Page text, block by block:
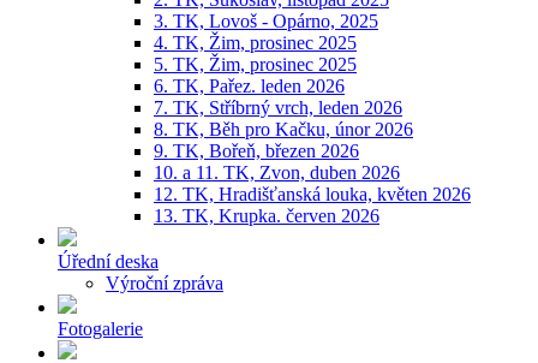
3. TK, Lovoš - Opárno, 2025
4. TK, Žim, prosinec 2025
5. TK, Žim, prosinec 2025
6. TK, Pařez. leden 2026
7. TK, Stříbrný vrch, leden 2026
8. TK, Běh pro Kačku, únor 2026
9. TK, Bořeň, březen 2026
10. a 11. TK, Zvon, duben 2026
12. TK, Hradišťanská louka, květen 2026
13. TK, Krupka. červen 2026
Úřední deska
Výroční zpráva
Fotogalerie